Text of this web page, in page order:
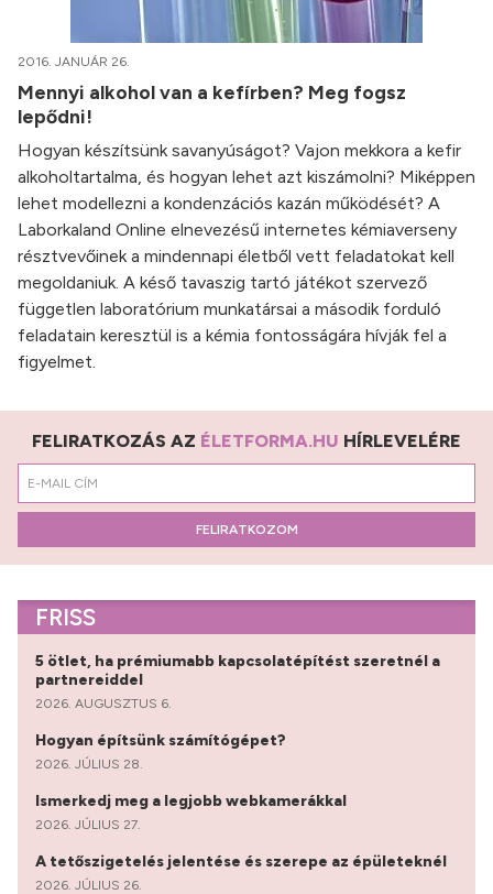
2016. JANUÁR 26.
Mennyi alkohol van a kefírben? Meg fogsz
lepődni!
Hogyan készítsünk savanyúságot? Vajon mekkora a kefir
alkoholtartalma, és hogyan lehet azt kiszámolni? Miképpen
lehet modellezni a kondenzációs kazán működését? A
Laborkaland Online elnevezésű internetes kémiaverseny
résztvevőinek a mindennapi életből vett feladatokat kell
megoldaniuk. A késő tavaszig tartó játékot szervező
független laboratórium munkatársai a második forduló
feladatain keresztül is a kémia fontosságára hívják fel a
figyelmet.
FELIRATKOZÁS AZ ÉLETFORMA.HU HÍRLEVELÉRE
FELIRATKOZOM
FRISS
5 ötlet, ha prémiumabb kapcsolatépítést szeretnél a
partnereiddel
2026. AUGUSZTUS 6.
Hogyan építsünk számítógépet?
2026. JÚLIUS 28.
Ismerkedj meg a legjobb webkamerákkal
2026. JÚLIUS 27.
A tetőszigetelés jelentése és szerepe az épületeknél
2026. JÚLIUS 26.